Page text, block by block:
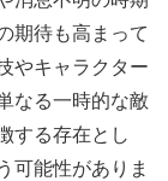
期待も高まって
やキャラクター
なる一時的な敵
する存在とし
可能性がありま